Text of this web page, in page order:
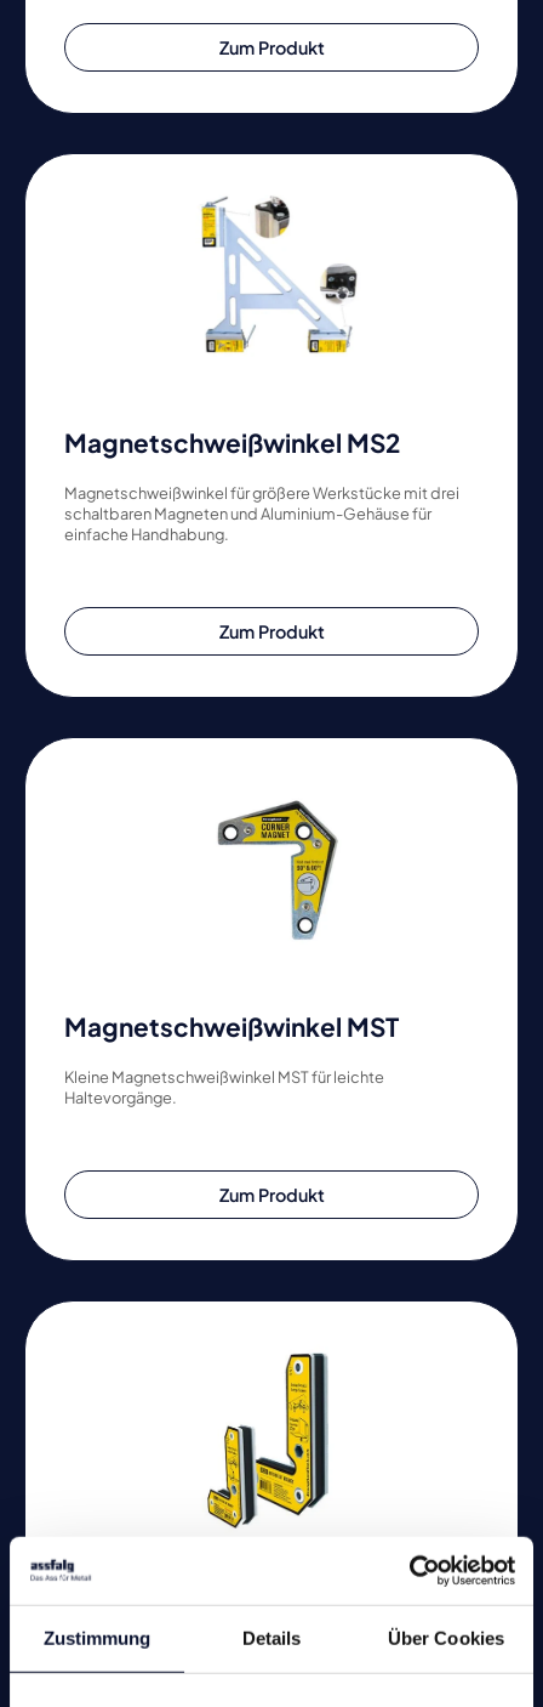
Zustimmung Details Über Cookies
Zum Produkt
Magnetschweißwinkel MS2
Magnetschweißwinkel für größere Werkstücke mit drei
schaltbaren Magneten und Aluminium-Gehäuse für
einfache Handhabung.
Zum Produkt
Magnetschweißwinkel MST
Kleine Magnetschweißwinkel MST für leichte
Haltevorgänge.
Zum Produkt
Magnetschweißwinkel MLDT
Magnetschweißwinkel-Set bestehend aus zwei